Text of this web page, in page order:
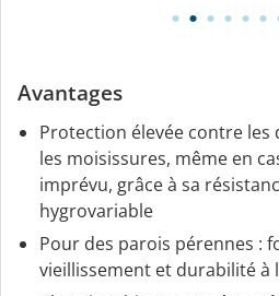
Avantages
Protection élevée contre
les moisissures, même en
imprévu, grâce à sa
hygrovariable
Pour des parois pérennes :
vieillissement et durabilité à